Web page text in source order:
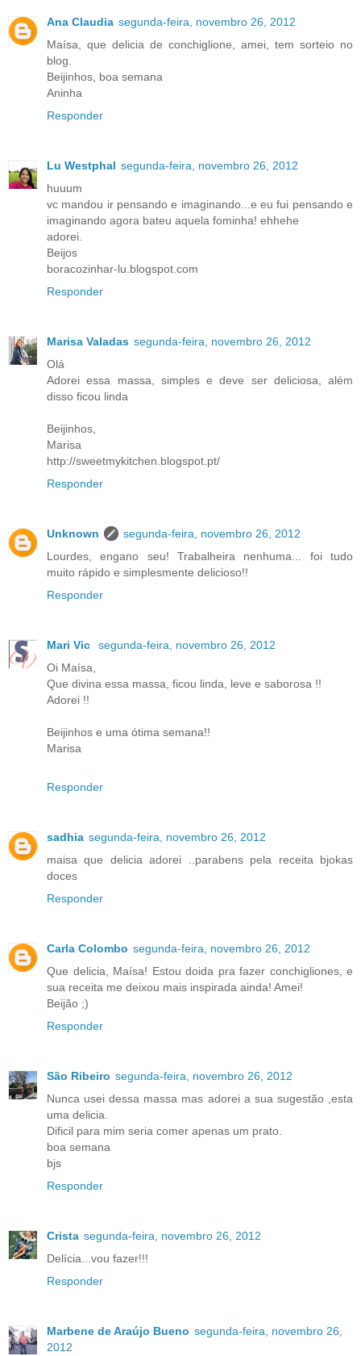
Ana Claudia segunda-feira, novembro 26, 2012
Maísa, que delicia de conchiglione, amei, tem sorteio no
blog.
Beijinhos, boa semana
Aninha
Responder
Lu Westphal segunda-feira, novembro 26, 2012
huuum
vc mandou ir pensando e imaginando...e eu fui pensando e
imaginando agora bateu aquela fominha! ehhehe
adorei.
Beijos
boracozinhar-lu.blogspot.com
Responder
Marisa Valadas segunda-feira, novembro 26, 2012
Olá
Adorei essa massa, simples e deve ser deliciosa, além
disso ficou linda
Beijinhos,
Marisa
http://sweetmykitchen.blogspot.pt/
Responder
Unknown
segunda-feira, novembro 26, 2012
Lourdes, engano seu! Trabalheira nenhuma... foi tudo
muito rápido e simplesmente delicioso!!
Responder
Mari Vic
segunda-feira, novembro 26, 2012
Oi Maísa,
Que divina essa massa, ficou linda, leve e saborosa !!
Adorei !!
Beijinhos e uma ótima semana!!
Marisa
Responder
sadhia segunda-feira, novembro 26, 2012
maisa que delicia adorei ..parabens pela receita bjokas
doces
Responder
Carla Colombo segunda-feira, novembro 26, 2012
Que delicia, Maísa! Estou doida pra fazer conchigliones, e
sua receita me deixou mais inspirada ainda! Amei!
Beijão ;)
Responder
São Ribeiro segunda-feira, novembro 26, 2012
Nunca usei dessa massa mas adorei a sua sugestão ,esta
uma delicia.
Dificil para mim seria comer apenas um prato.
boa semana
bjs
Responder
Crista segunda-feira, novembro 26, 2012
Delícia...vou fazer!!!
Responder
Marbene de Araújo Bueno segunda-feira, novembro 26,
2012